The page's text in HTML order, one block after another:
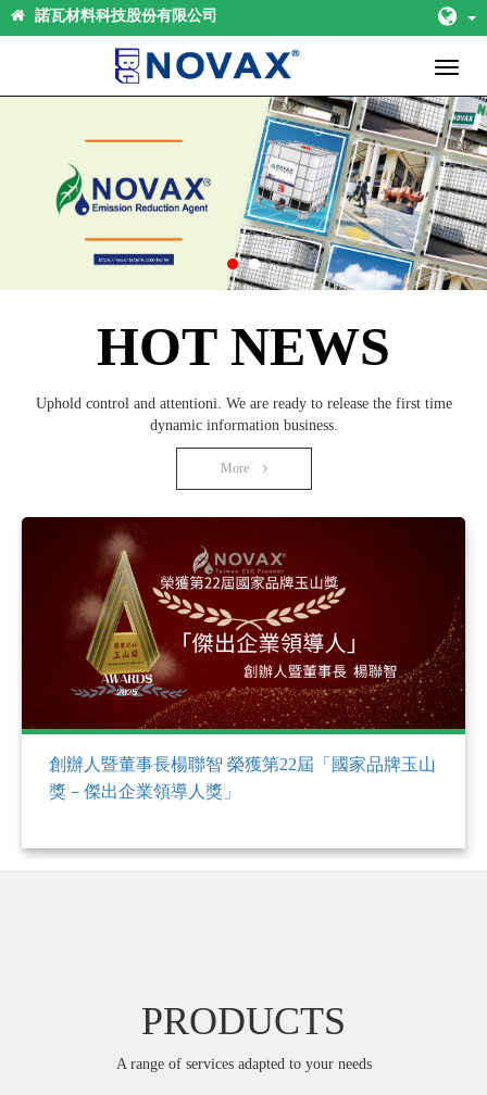
諾瓦材料科技股份有限公司
Toggle
HOT NEWS
Uphold control and attentioni. We are ready to release the first time
dynamic information business.
More
創辦人暨董事長楊聯智 榮獲2025卓越登峰大賞「卓
越領導人獎」
PRODUCTS
A range of services adapted to your needs